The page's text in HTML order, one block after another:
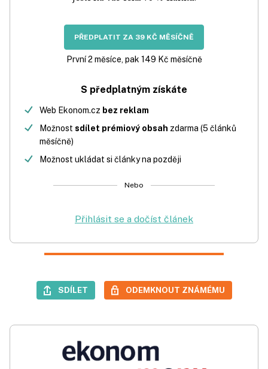
PŘEDPLATIT ZA 39 KČ MĚSÍČNĚ
První 2 měsíce, pak 149 Kč měsíčně
S předplatným získáte
Web Ekonom.cz bez reklam
Možnost sdílet prémiový obsah zdarma (5 článků
měsíčně)
Možnost ukládat si články na později
Nebo
Přihlásit se a dočíst článek
SDÍLET ODEMKNOUT ZNÁMÉMU